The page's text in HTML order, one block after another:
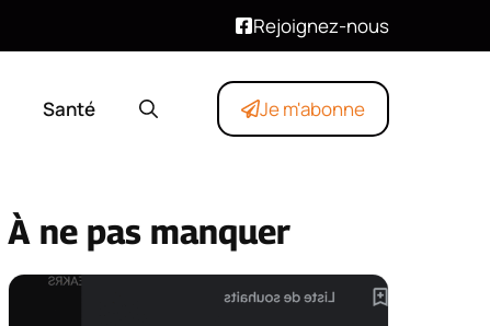
Rejoignez-nous
Santé Je m'abonne
À ne pas manquer